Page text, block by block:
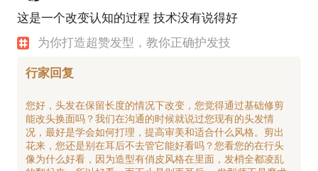
这是一个改变认知的过程 技术没有说得好
为你打造超赞发型，教你正确护发技
行家回复
您好，头发在保留长度的情况下改变，您觉得通过基础修剪
能改头换面吗？我们在沟通的时候就说过您现有的头发情
况，最好是学会如何打理，提高审美和适合什么风格。剪出
花来，您还是别在耳后不去管它能好看吗？您看您的在行头
像为什么好看，因为造型有俏皮风格在里面，发梢全都凌乱